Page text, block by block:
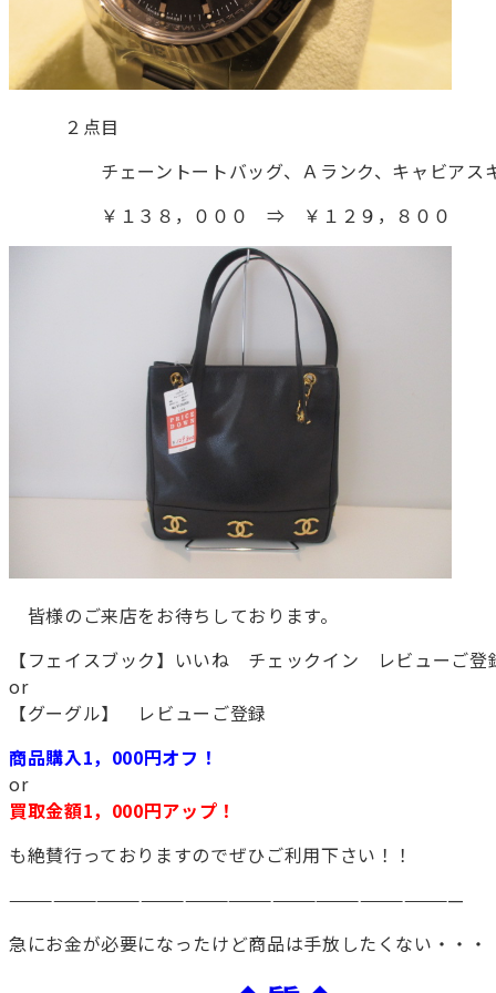
２点目
チェーントートバッグ、Ａランク、キャビアス
￥１３８，０００ ⇒ ￥１２９，８００
皆様のご来店をお待ちしております。
【フェイスブック】いいね チェックイン レビューご登
or
【グーグル】 レビューご登録
商品購入1，000円オフ！
or
買取金額1，000円アップ！
も絶賛行っておりますのでぜひご利用下さい！！
———————————————————————————————
急にお金が必要になったけど商品は手放したくない・・・